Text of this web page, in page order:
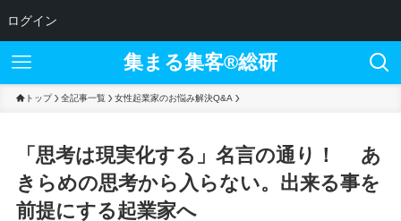
ログイン
集まる集客®︎総研
トップ 全記事一覧 女性起業家のお悩み解決Q&A
「思考は現実化する」名言の通り！ あ
きらめの思考から入らない。出来る事を
前提にする起業家へ